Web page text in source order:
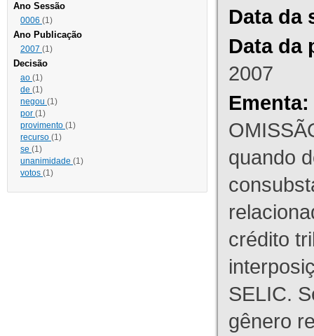
Ano Sessão
0006 (1)
Ano Publicação
2007 (1)
Decisão
ao (1)
de (1)
negou (1)
por (1)
provimento (1)
recurso (1)
se (1)
unanimidade (1)
votos (1)
Data da
Data da
2007
Ementa:
quando
crédito
SELIC.
gênero